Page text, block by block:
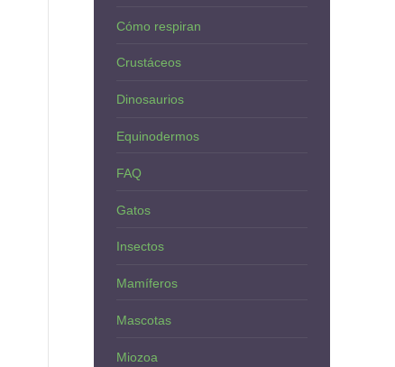
Cómo respiran
Crustáceos
Dinosaurios
Equinodermos
FAQ
Gatos
Insectos
Mamíferos
Mascotas
Miozoa